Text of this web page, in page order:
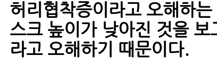
- 척추협착증 치료, 이런 논문을
믿고 치료를 받으시겠습니까?
- 척추협착증의 진행을 막는 8가
허리협착증이라고 오해하
스크 높이가 낮아진 것을 보
라고 오해하기 때문이다.